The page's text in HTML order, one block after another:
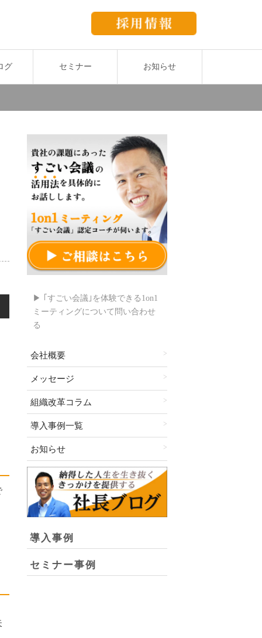
グ セミナー お知らせ
▶ ｢すごい会議｣を体験できる1on1
ミーティングについて問い合わせ
る
会社概要
メッセージ
組織改革コラム
導入事例一覧
お知らせ
導入事例
セミナー事例